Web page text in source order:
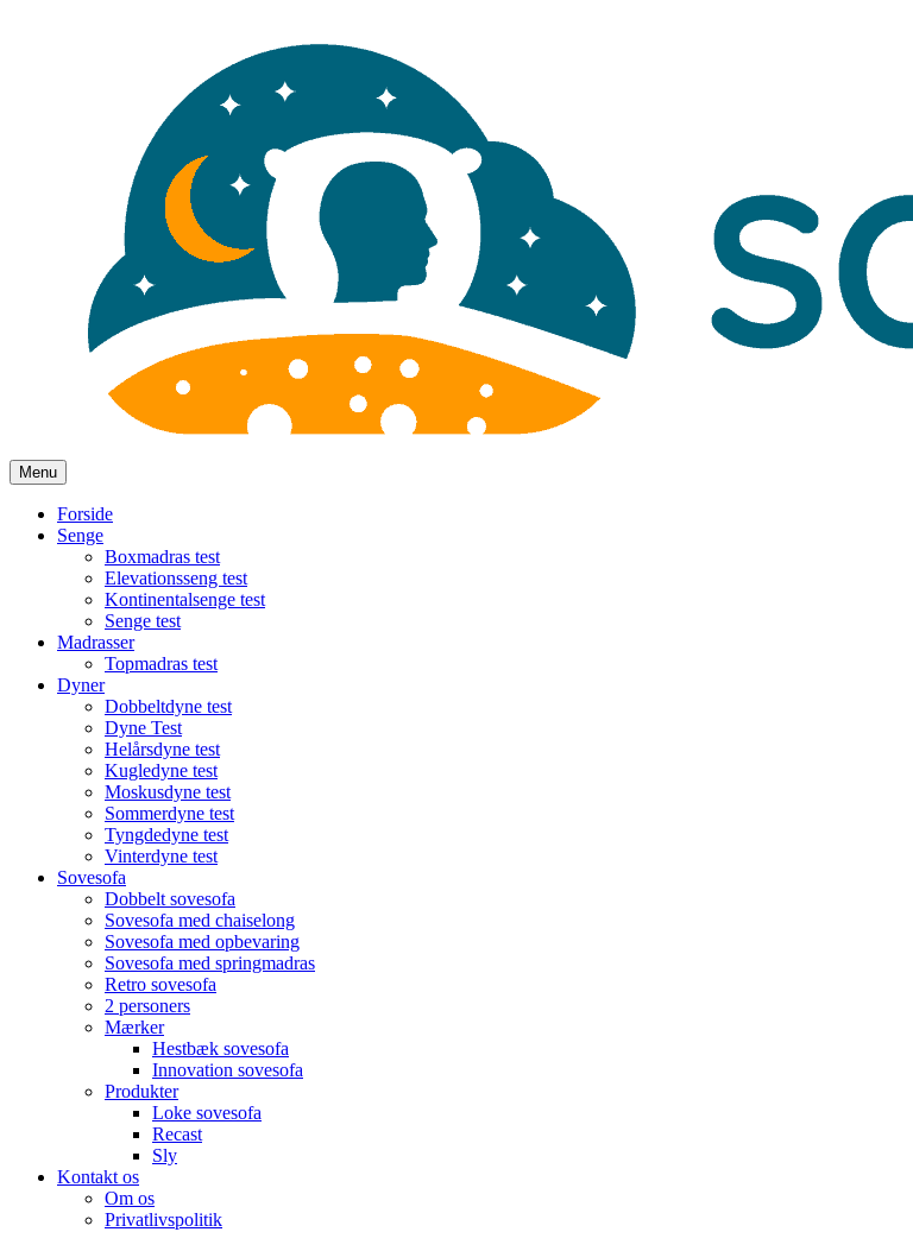
Menu
Forside
Senge
Boxmadras test
Elevationsseng test
Kontinentalsenge test
Senge test
Madrasser
Topmadras test
Dyner
Dobbeltdyne test
Dyne Test
Helårsdyne test
Kugledyne test
Moskusdyne test
Sommerdyne test
Tyngdedyne test
Vinterdyne test
Sovesofa
Dobbelt sovesofa
Sovesofa med chaiselong
Sovesofa med opbevaring
Sovesofa med springmadras
Retro sovesofa
2 personers
Mærker
Hestbæk sovesofa
Innovation sovesofa
Produkter
Loke sovesofa
Recast
Sly
Kontakt os
Om os
Privatlivspolitik